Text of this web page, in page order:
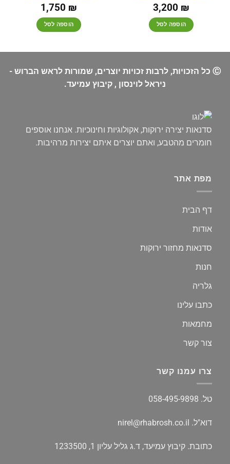
3,200 ₪
הוספה לסל
1,750 ₪
הוספה לסל
Ⓒ כל הזכויות, לרבות זכויות יוצרים, שמורות לראש הברוש -
ניראל לוינסון , קיבוץ עמיעד.
סדנאות יצירה ירוקות, אקולוגיות וחינוכיות. אנחנו אוספים
חומרים מהטבע, ואתם יוצרים איתם יצירות מרהיבות.
מפת אתר
דף הבית
אודות
סדנאות מחזור ירוקות
חנות
גלריה
כתבו עלינו
מחמאות
צור קשר
צרו עמנו קשר
טל. 058-495-9898
דוא"ל. nirel@rhabrosh.co.il
כתובת. קיבוץ עמיעד, ד.ג גליל עליון 1, 1233500